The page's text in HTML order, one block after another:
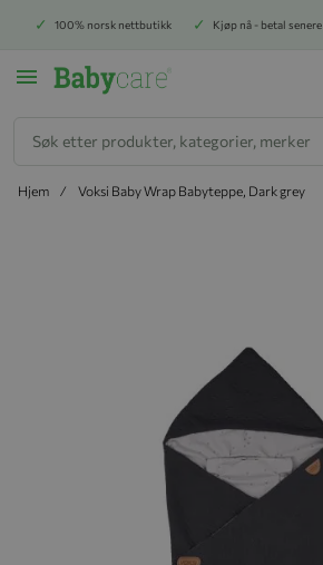
100% norsk nettbutikk Kjøp nå - betal senere
Hjem Voksi Baby Wrap Babyteppe, Dark grey